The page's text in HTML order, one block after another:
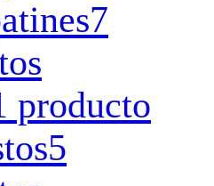
7
producto
5